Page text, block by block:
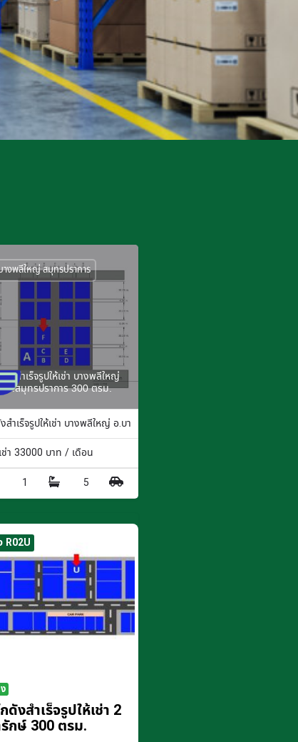
ดังสำเร็จรูปให้เช่า บางพลีใหญ่
จ.สมุทรปราการ 300 ตรม.
างพลีใหญ่ สมุทรปราการ
สำเร็จรูปให้เช่า บางพลีใหญ่ อ.บางพลี จ.สมุทรปราการ 300 ตรม.
เช่า 33000 บาท / เดือน
1 5
R02U
ดังสำเร็จรูปให้เช่า 2
กษ์ 300 ตรม.